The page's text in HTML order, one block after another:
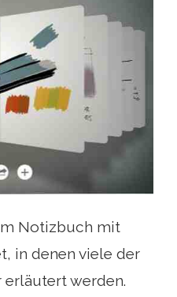
Notizbuch mit
in denen viele der
erläutert werden.